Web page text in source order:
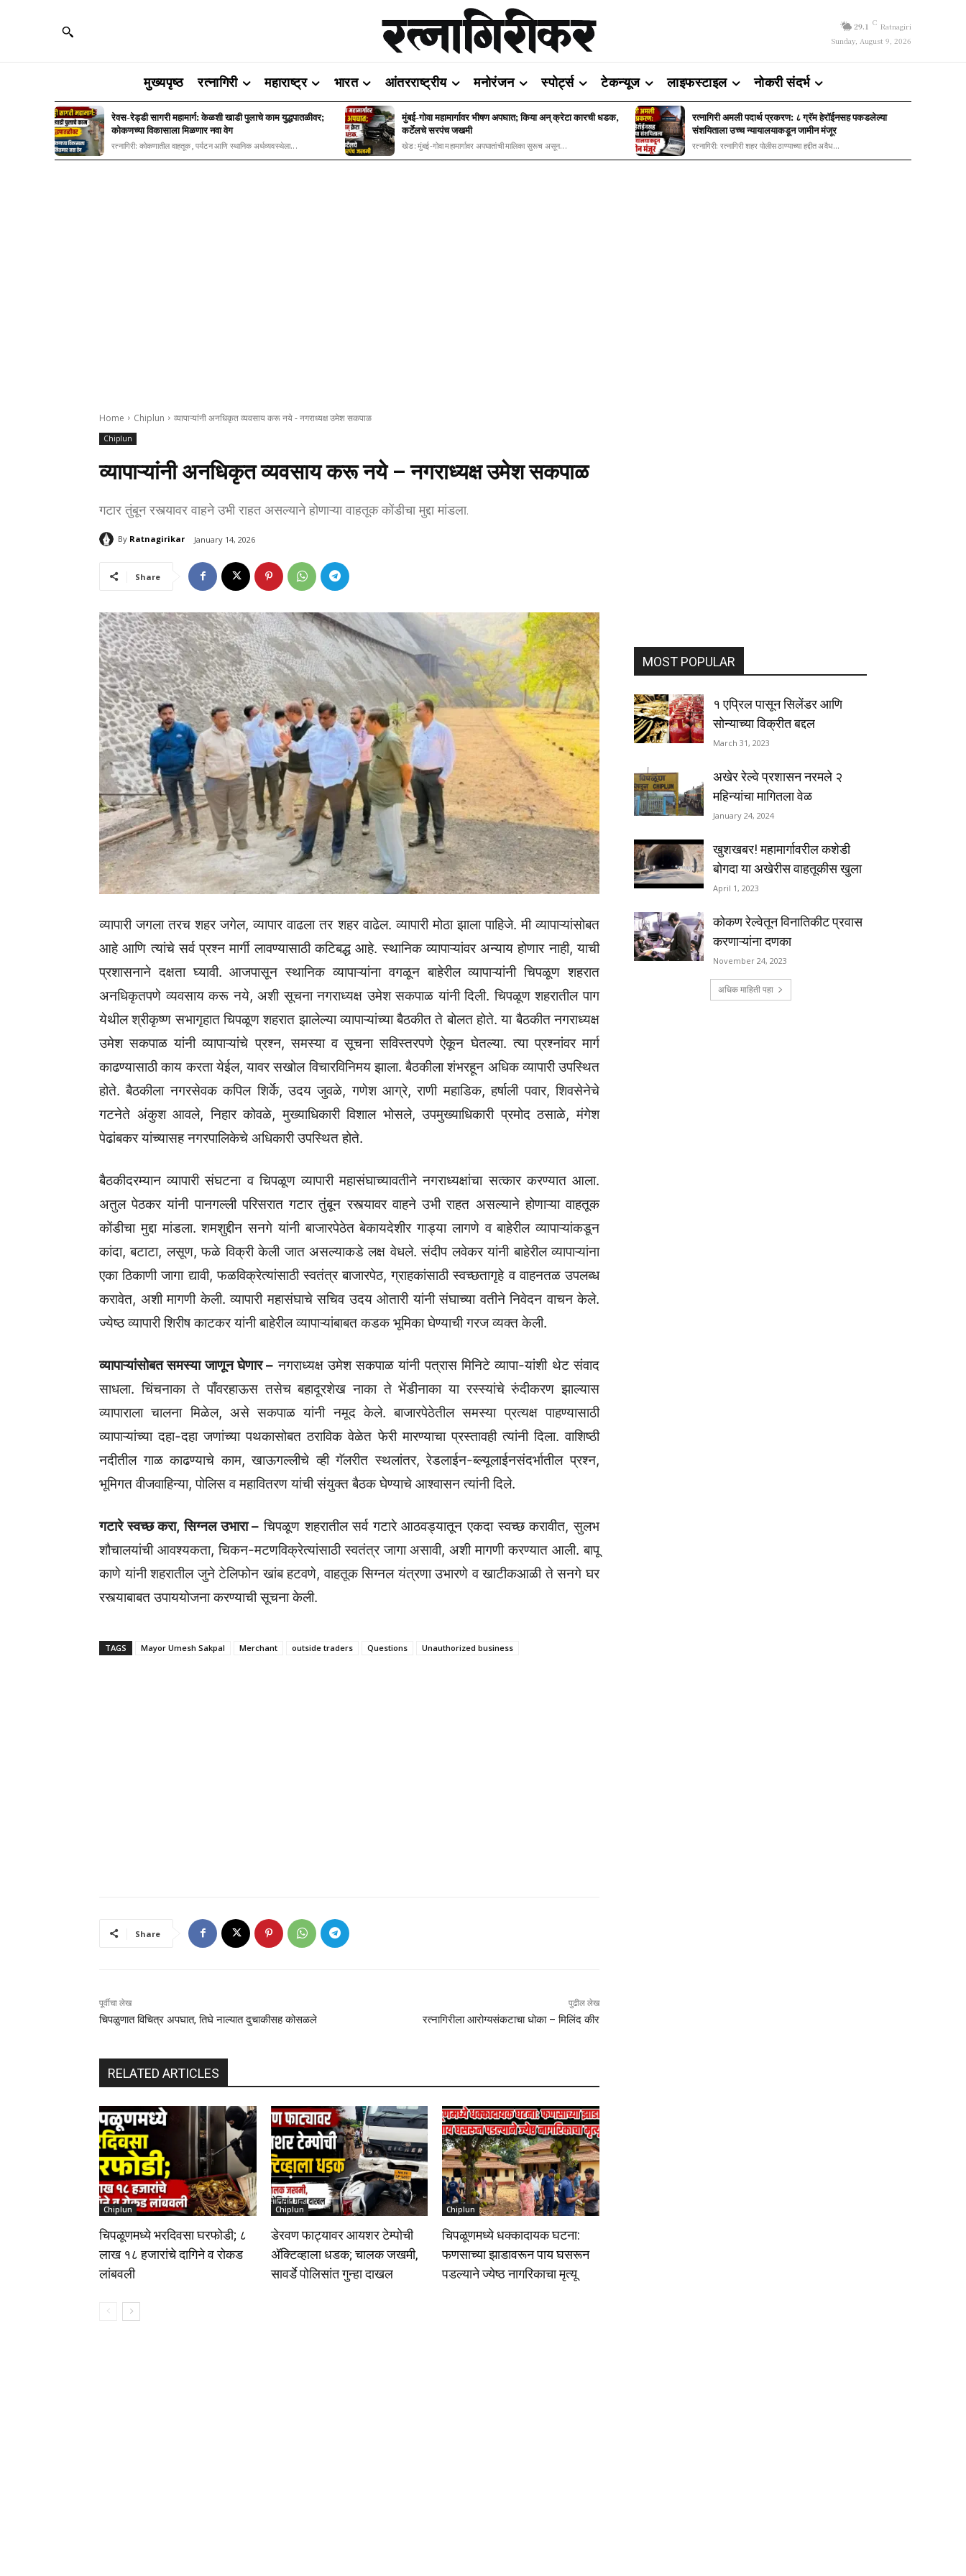
29.1 C Ratnagiri
Sunday, August 9, 2026
मुख्यपृष्ठ रत्नागिरी महाराष्ट्र भारत आंतरराष्ट्रीय मनोरंजन स्पोर्ट्स टेकन्यूज लाइफस्टाइल नोकरी संदर्भ
रेवस-रेड्डी सागरी महामार्ग: केळशी खाडी पुलाचे काम युद्धपातळीवर;
कोकणच्या विकासाला मिळणार नवा वेग
रत्नागिरी: कोकणातील वाहतूक, पर्यटन आणि स्थानिक अर्थव्यवस्थेला...
मुंबई-गोवा महामार्गावर भीषण अपघात; किया अन् क्रेटा कारची धडक,
कर्टेलचे सरपंच जखमी
खेड: मुंबई-गोवा महामार्गावर अपघातांची मालिका सुरूच असून...
रत्नागिरी अमली पदार्थ प्रकरण: ८ ग्रॅम हेरॉईनसह पकडलेल्या
संशयिताला उच्च न्यायालयाकडून जामीन मंजूर
रत्नागिरी: रत्नागिरी शहर पोलीस ठाण्याच्या हद्दीत अवैध...
Home Chiplun व्यापाऱ्यांनी अनधिकृत व्यवसाय करू नये - नगराध्यक्ष उमेश सकपाळ
Chiplun
व्यापाऱ्यांनी अनधिकृत व्यवसाय करू नये – नगराध्यक्ष उमेश सकपाळ
गटार तुंबून रस्त्यावर वाहने उभी राहत असल्याने होणाऱ्या वाहतूक कोंडीचा मुद्दा मांडला.
By Ratnagirikar January 14, 2026
Share
व्यापारी जगला तरच शहर जगेल, व्यापार वाढला तर शहर वाढेल. व्यापारी मोठा झाला पाहिजे. मी व्यापाऱ्यांसोबत
आहे आणि त्यांचे सर्व प्रश्न मार्गी लावण्यासाठी कटिबद्ध आहे. स्थानिक व्यापाऱ्यांवर अन्याय होणार नाही, याची
प्रशासनाने दक्षता घ्यावी. आजपासून स्थानिक व्यापाऱ्यांना वगळून बाहेरील व्यापाऱ्यांनी चिपळूण शहरात
अनधिकृतपणे व्यवसाय करू नये, अशी सूचना नगराध्यक्ष उमेश सकपाळ यांनी दिली. चिपळूण शहरातील पाग
येथील श्रीकृष्ण सभागृहात चिपळूण शहरात झालेल्या व्यापाऱ्यांच्या बैठकीत ते बोलत होते. या बैठकीत नगराध्यक्ष
उमेश सकपाळ यांनी व्यापाऱ्यांचे प्रश्न, समस्या व सूचना सविस्तरपणे ऐकून घेतल्या. त्या प्रश्नांवर मार्ग
काढण्यासाठी काय करता येईल, यावर सखोल विचारविनिमय झाला. बैठकीला शंभरहून अधिक व्यापारी उपस्थित
होते. बैठकीला नगरसेवक कपिल शिर्के, उदय जुवळे, गणेश आग्रे, राणी महाडिक, हर्षाली पवार, शिवसेनेचे
गटनेते अंकुश आवले, निहार कोवळे, मुख्याधिकारी विशाल भोसले, उपमुख्याधिकारी प्रमोद ठसाळे, मंगेश
पेढांबकर यांच्यासह नगरपालिकेचे अधिकारी उपस्थित होते.
बैठकीदरम्यान व्यापारी संघटना व चिपळूण व्यापारी महासंघाच्यावतीने नगराध्यक्षांचा सत्कार करण्यात आला.
अतुल पेठकर यांनी पानगल्ली परिसरात गटार तुंबून रस्त्यावर वाहने उभी राहत असल्याने होणाऱ्या वाहतूक
कोंडीचा मुद्दा मांडला. शमशुद्दीन सनगे यांनी बाजारपेठेत बेकायदेशीर गाड्या लागणे व बाहेरील व्यापाऱ्यांकडून
कांदा, बटाटा, लसूण, फळे विक्री केली जात असल्याकडे लक्ष वेधले. संदीप लवेकर यांनी बाहेरील व्यापाऱ्यांना
एका ठिकाणी जागा द्यावी, फळविक्रेत्यांसाठी स्वतंत्र बाजारपेठ, ग्राहकांसाठी स्वच्छतागृहे व वाहनतळ उपलब्ध
करावेत, अशी मागणी केली. व्यापारी महासंघाचे सचिव उदय ओतारी यांनी संघाच्या वतीने निवेदन वाचन केले.
ज्येष्ठ व्यापारी शिरीष काटकर यांनी बाहेरील व्यापाऱ्यांबाबत कडक भूमिका घेण्याची गरज व्यक्त केली.
व्यापाऱ्यांसोबत समस्या जाणून घेणार – नगराध्यक्ष उमेश सकपाळ यांनी पत्रास मिनिटे व्यापा-यांशी थेट संवाद
साधला. चिंचनाका ते पाँवरहाऊस तसेच बहादूरशेख नाका ते भेंडीनाका या रस्स्यांचे रुंदीकरण झाल्यास
व्यापाराला चालना मिळेल, असे सकपाळ यांनी नमूद केले. बाजारपेठेतील समस्या प्रत्यक्ष पाहण्यासाठी
व्यापाऱ्यांच्या दहा-दहा जणांच्या पथकासोबत ठराविक वेळेत फेरी मारण्याचा प्रस्तावही त्यांनी दिला. वाशिष्ठी
नदीतील गाळ काढण्याचे काम, खाऊगल्लीचे व्ही गॅलरीत स्थलांतर, रेडलाईन-ब्ल्यूलाईनसंदर्भातील प्रश्न,
भूमिगत वीजवाहिन्या, पोलिस व महावितरण यांची संयुक्त बैठक घेण्याचे आश्वासन त्यांनी दिले.
गटारे स्वच्छ करा, सिग्नल उभारा – चिपळूण शहरातील सर्व गटारे आठवड्यातून एकदा स्वच्छ करावीत, सुलभ
शौचालयांची आवश्यकता, चिकन-मटणविक्रेत्यांसाठी स्वतंत्र जागा असावी, अशी मागणी करण्यात आली. बापू
काणे यांनी शहरातील जुने टेलिफोन खांब हटवणे, वाहतूक सिग्नल यंत्रणा उभारणे व खाटीकआळी ते सनगे घर
रस्त्याबाबत उपाययोजना करण्याची सूचना केली.
TAGS Mayor Umesh Sakpal Merchant outside traders Questions Unauthorized business
Share
पूर्वीचा लेख
चिपळुणात विचित्र अपघात, तिघे नाल्यात दुचाकीसह कोसळले
पुढील लेख
रत्नागिरीला आरोग्यसंकटाचा धोका – मिलिंद कीर
RELATED ARTICLES
Chiplun
चिपळूणमध्ये भरदिवसा घरफोडी; ८
लाख १८ हजारांचे दागिने व रोकड
लांबवली
Chiplun
डेरवण फाट्यावर आयशर टेम्पोची
अ‍ॅक्टिव्हाला धडक; चालक जखमी,
सावर्डे पोलिसांत गुन्हा दाखल
Chiplun
चिपळूणमध्ये धक्कादायक घटना:
फणसाच्या झाडावरून पाय घसरून
पडल्याने ज्येष्ठ नागरिकाचा मृत्यू
MOST POPULAR
१ एप्रिल पासून सिलेंडर आणि
सोन्याच्या विक्रीत बद्दल
March 31, 2023
अखेर रेल्वे प्रशासन नरमले २
महिन्यांचा मागितला वेळ
January 24, 2024
खुशखबर! महामार्गावरील कशेडी
बोगदा या अखेरीस वाहतूकीस खुला
April 1, 2023
कोकण रेल्वेतून विनातिकीट प्रवास
करणाऱ्यांना दणका
November 24, 2023
अधिक माहिती पहा